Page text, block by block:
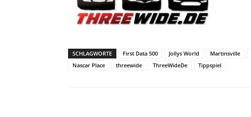
SCHLAGWORTE First Data 500 Jollys World Martinsville
Nascar Place
threewide ThreeWideDe Tippspiel